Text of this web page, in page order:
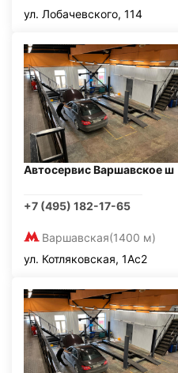
ул. Лобачевского, 114
Автосервис Варшавское ш
+7 (495) 182-17-65
Варшавская(1400 м)
ул. Котляковская, 1Ас2